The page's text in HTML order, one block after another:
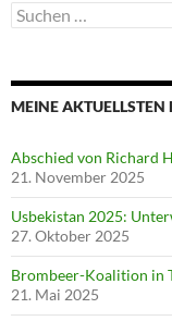
Suche
nach:
MEINE AKTUELLSTEN
Abschied von Richard
21. November 2025
Usbekistan 2025:
27. Oktober 2025
Brombeer-Koalition in
21. Mai 2025